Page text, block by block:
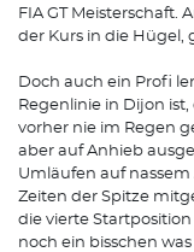
FIA GT Meisterschaft.
der Kurs in die Hügel,
Doch auch ein Profi
Regenlinie in Dijon
vorher nie im Regen
aber auf Anhieb
Umläufen auf
Zeiten der Spitze
die vierte Startposition
noch ein bisschen